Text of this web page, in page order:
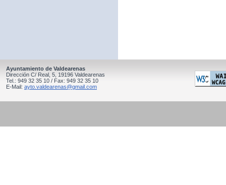
Ayuntamiento de Valdearenas
Dirección C/ Real, 5, 19196 Valdearenas
Tel.: 949 32 35 10 / Fax: 949 32 35 10
E-Mail: ayto.valdearenas@gmail.com